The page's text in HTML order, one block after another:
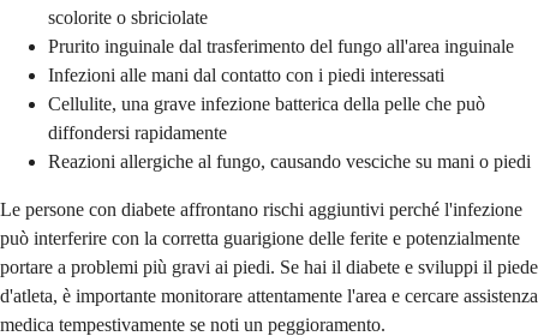
scolorite o sbriciolate
Prurito inguinale dal trasferimento del fungo all'area inguinale
Infezioni alle mani dal contatto con i piedi interessati
Cellulite, una grave infezione batterica della pelle che può
diffondersi rapidamente
Reazioni allergiche al fungo, causando vesciche su mani o piedi
Le persone con diabete affrontano rischi aggiuntivi perché l'infezione
può interferire con la corretta guarigione delle ferite e potenzialmente
portare a problemi più gravi ai piedi. Se hai il diabete e sviluppi il piede
d'atleta, è importante monitorare attentamente l'area e cercare assistenza
medica tempestivamente se noti un peggioramento.